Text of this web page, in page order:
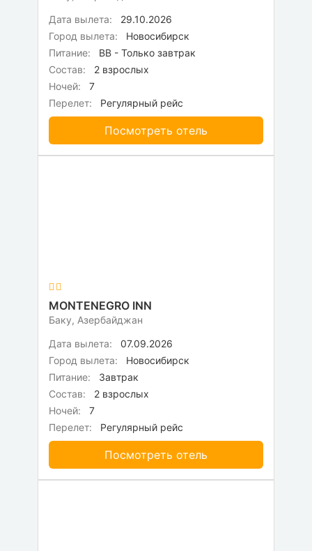
Дата вылета:
29.10.2026
Город вылета:
Новосибирск
Питание:
BB - Только завтрак
Состав:
2 взрослых
Ночей:
7
Перелет:
Регулярный рейс
Посмотреть отель
MONTENEGRO INN
Баку, Азербайджан
Дата вылета:
07.09.2026
Город вылета:
Новосибирск
Питание:
Завтрак
Состав:
2 взрослых
Ночей:
7
Перелет:
Регулярный рейс
Посмотреть отель